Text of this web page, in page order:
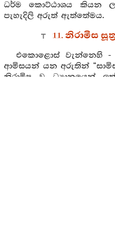
ධර්ම කොට්ඨාශය කියන
පැහැදිලි අරුත් ඇත්තේමය.
11. නිරාමිස
එකොළොස් වැන්නෙහි
ආමිසයන් යන අරුතින්
නිරාමිෂ වූ ධ්‍යානයෙන්